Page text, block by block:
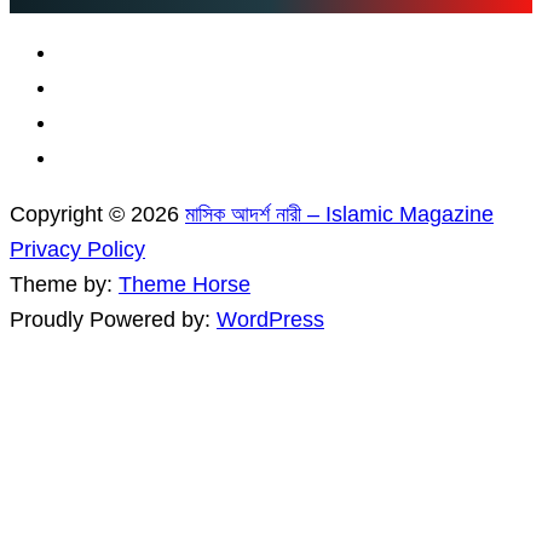
Copyright © 2026 মাসিক আদর্শ নারী – Islamic Magazine
Privacy Policy
Theme by: Theme Horse
Proudly Powered by: WordPress